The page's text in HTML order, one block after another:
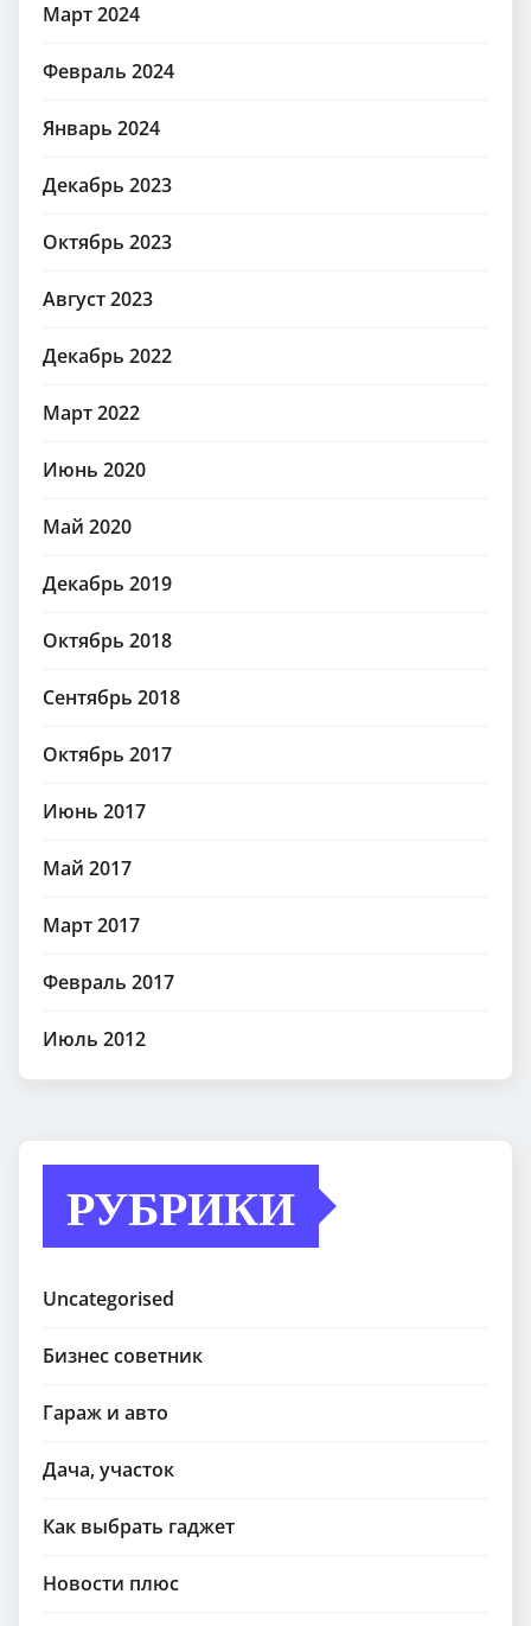
Март 2024
Февраль 2024
Январь 2024
Декабрь 2023
Октябрь 2023
Август 2023
Декабрь 2022
Март 2022
Июнь 2020
Май 2020
Декабрь 2019
Октябрь 2018
Сентябрь 2018
Октябрь 2017
Июнь 2017
Май 2017
Март 2017
Февраль 2017
Июль 2012
РУБРИКИ
Uncategorised
Бизнес советник
Гараж и авто
Дача, участок
Как выбрать гаджет
Новости плюс